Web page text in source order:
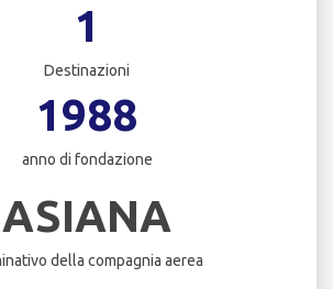
1
Destinazioni
1988
anno di fondazione
ASIANA
della compagnia aerea